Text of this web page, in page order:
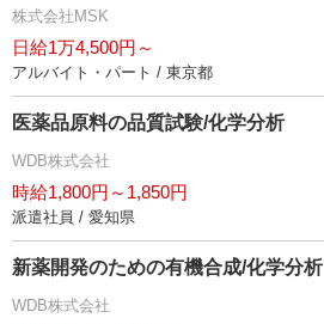
株式会社MSK
日給1万4,500円～
アルバイト・パート / 東京都
医薬品原料の品質試験/化学分析
WDB株式会社
時給1,800円～1,850円
派遣社員 / 愛知県
新薬開発のための有機合成/化学分析
WDB株式会社